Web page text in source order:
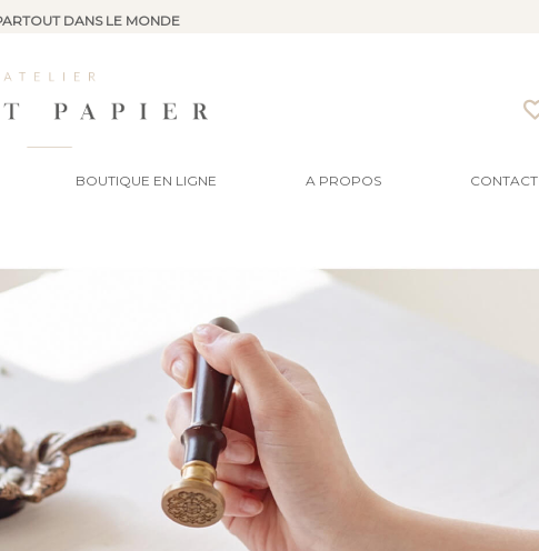
DANS LE MONDE
BOUTIQUE EN LIGNE A PROPOS CONTACT